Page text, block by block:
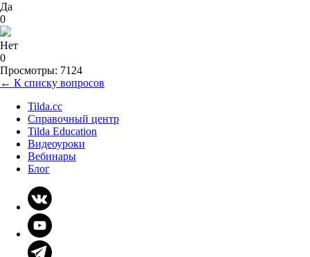
Да
0
Нет
0
Просмотры: 7124
← К списку вопросов
Tilda.cc
Справочный центр
Tilda Education
Видеоуроки
Вебинары
Блог